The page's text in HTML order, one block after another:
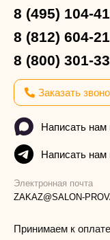
8 (495) 104-
8 (812) 604-
8 (800) 301-
Заказать
Написать нам
Написать нам
Электронная почта
ZAKAZ@SALON-
Принимаем к оплате